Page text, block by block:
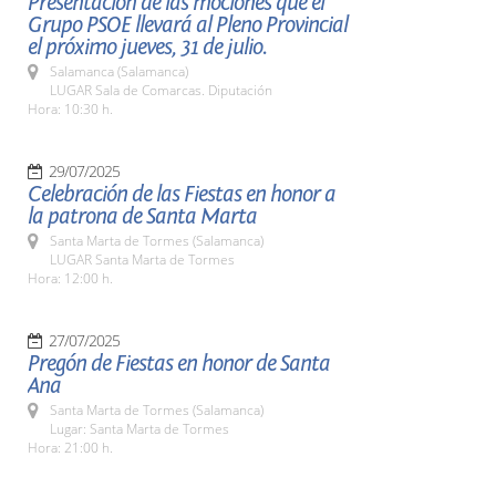
Grupo PSOE llevará al Pleno Provincial
el próximo jueves, 31 de julio.
Salamanca (Salamanca)
LUGAR Sala de Comarcas. Diputación
Hora: 10:30 h.
29/07/2025
Celebración de las Fiestas en honor a
la patrona de Santa Marta
Santa Marta de Tormes (Salamanca)
LUGAR Santa Marta de Tormes
Hora: 12:00 h.
27/07/2025
Pregón de Fiestas en honor de Santa
Ana
Santa Marta de Tormes (Salamanca)
Lugar: Santa Marta de Tormes
Hora: 21:00 h.